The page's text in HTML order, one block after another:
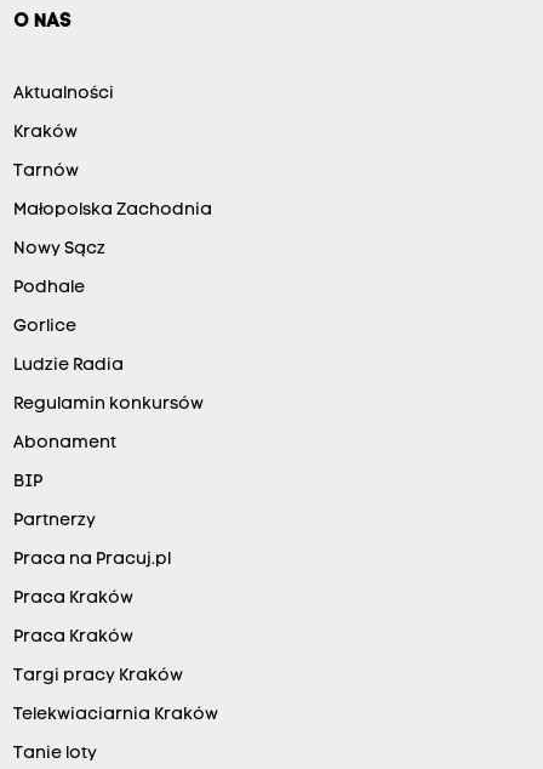
O NAS
Aktualności
Kraków
Tarnów
Małopolska Zachodnia
Nowy Sącz
Podhale
Gorlice
Ludzie Radia
Regulamin konkursów
Abonament
BIP
Partnerzy
Praca na Pracuj.pl
Praca Kraków
Praca Kraków
Targi pracy Kraków
Telekwiaciarnia Kraków
Tanie loty